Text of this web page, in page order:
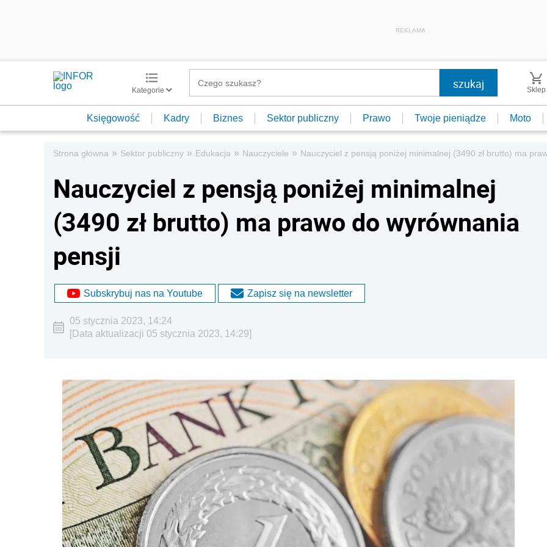
REKLAMA
Kategorie Sklep
Księgowość Kadry Biznes Sektor publiczny Prawo Twoje pieniądze Moto
Strona główna » Sektor publiczny » Edukacja » Nauczyciele » Nauczyciel z pensją poniżej minimalnej (3490 zł brutto) ma
Nauczyciel z pensją poniżej minimalnej
(3490 zł brutto) ma prawo do wyrównania
pensji
Subskrybuj nas na Youtube Zapisz się na newsletter
05 stycznia 2023, 14:24
[Data aktualizacji 05 stycznia 2023, 14:29]